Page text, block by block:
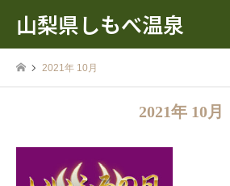
山梨県しもべ温泉
2021年 10月
2021年 10月